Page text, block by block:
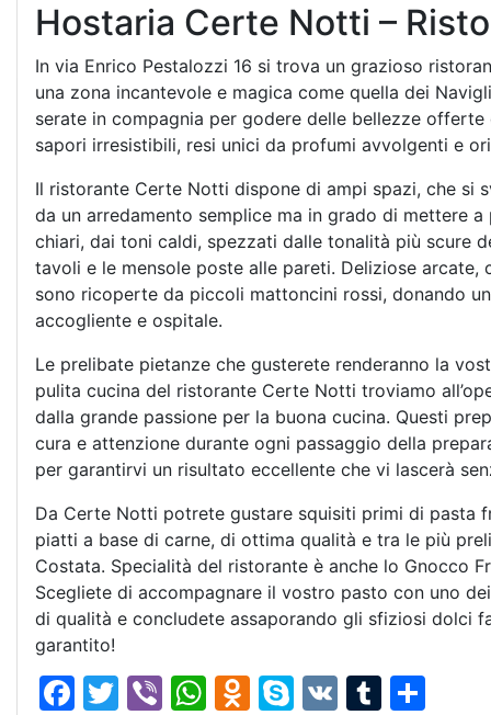
Hostaria Certe Notti –
In via Enrico Pestalozzi 16 si trova un grazioso
una zona incantevole e magica come quella dei
serate in compagnia per godere delle bellezze
sapori irresistibili, resi unici da profumi avvolgenti e
Il ristorante Certe Notti dispone di ampi spazi, che si
da un arredamento semplice ma in grado di mettere
chiari, dai toni caldi, spezzati dalle tonalità più scure
tavoli e le mensole poste alle pareti. Deliziose arcate,
sono ricoperte da piccoli mattoncini rossi, donando
accogliente e ospitale.
Le prelibate pietanze che gusterete renderanno la
pulita cucina del ristorante Certe Notti troviamo
dalla grande passione per la buona cucina. Questi
cura e attenzione durante ogni passaggio della
per garantirvi un risultato eccellente che vi lascerà
Da Certe Notti potrete gustare squisiti primi di pasta
piatti a base di carne, di ottima qualità e tra le più
Costata. Specialità del ristorante è anche lo Gnocco
Scegliete di accompagnare il vostro pasto con uno
di qualità e concludete assaporando gli sfiziosi dolci
garantito!
F
T
Vi W O
S
V
T